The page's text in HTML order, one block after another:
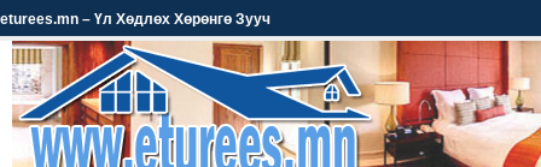
eturees.mn – Үл Хөдлөх Хөрөнгө Зууч